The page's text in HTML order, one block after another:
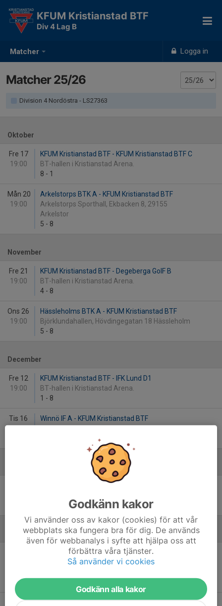
Matcher Logga in
KFUM Kristianstad BTF
Div 4 Lag B
Matcher 25/26
Division 4 Nordöstra - LS27363
Oktober
Fre 17
19:00
KFUM Kristianstad BTF - KFUM Kristianstad BTF C
BT-hallen i Kristianstad Arena.
8 - 1
Mån 20
19:00
Arkelstorps BTK A - KFUM Kristianstad BTF
Arkelstorps Sporthall, Ekbacken 8, 29155
Arkelstor
5 - 8
November
Fre 21
19:00
KFUM Kristianstad BTF - Degeberga GoIF B
BT-hallen i Kristianstad Arena.
4 - 8
Ons 26
19:00
Hässleholms BTK A - KFUM Kristianstad BTF
Björklundahallen, Hövdingegatan 18 Hässleholm
5 - 8
December
Fre 12
19:00
KFUM Kristianstad BTF - IFK Lund D1
BT-hallen i Kristianstad Arena.
1 - 8
Tis 16
Winnö IF A - KFUM Kristianstad BTF
KFUM Kristianstad BTF - Arkelstorps BTK A
Februari - 2026
Degeberga GoIF B - KFUM Kristianstad BTF
Sporthallen bredvid brandstationen, Tingsvägen
Mån 23
KFUM Kristianstad BTF C - KFUM Kristianstad BTF
Godkänn kakor
Vi använder oss av kakor (cookies) för att vår
webbplats ska fungera bra för dig. De används
även för webbanalys i syfte att hjälpa oss att
förbättra våra tjänster.
Så använder vi cookies
Godkänn alla kakor